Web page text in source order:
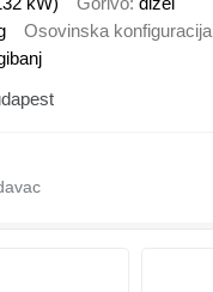
Osovinska konfiguracija